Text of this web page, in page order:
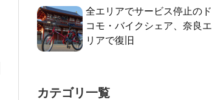
全エリアでサービス停止のド
コモ・バイクシェア、奈良エ
リアで復旧
カテゴリ一覧